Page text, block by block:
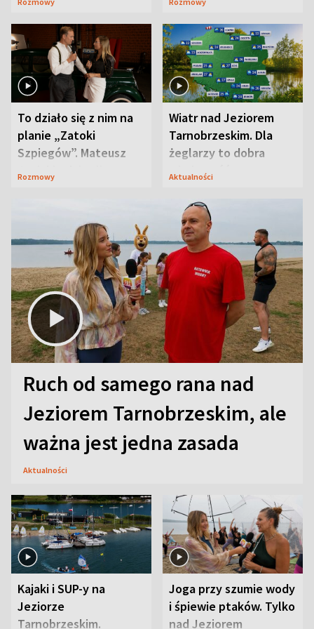
To działo się z nim na
planie „Zatoki
Szpiegów”. Mateusz
Janicki odsłonił
Rozmowy
Wiatr nad Jeziorem
Tarnobrzeskim. Dla
żeglarzy to dobra
wiadomość
Aktualności
Ruch od samego rana nad
Jeziorem Tarnobrzeskim, ale
ważna jest jedna zasada
Aktualności
Kajaki i SUP-y na
Jeziorze
Tarnobrzeskim.
Joga przy szumie wody
i śpiewie ptaków. Tylko
nad Jeziorem